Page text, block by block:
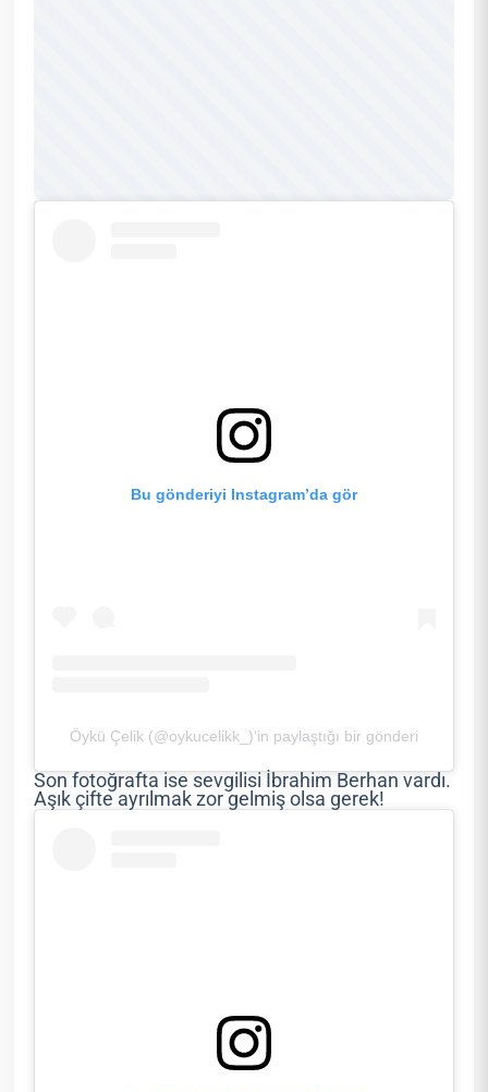
Bu gönderiyi Instagram’da gör
Öykü Çelik (@oykucelikk_)’in paylaştığı bir gönderi
Son fotoğrafta ise sevgilisi İbrahim Berhan vardı.
Aşık çifte ayrılmak zor gelmiş olsa gerek!